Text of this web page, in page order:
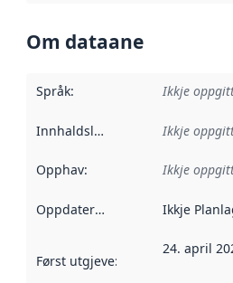
Om dataane
Språk: Ikkje
Innhaldsleverandørar :
Ikkje
Opphav: Ikkje
Oppdateringsfrekvens :
Ikkje
Først utgjeve: Denne datoen
24. april